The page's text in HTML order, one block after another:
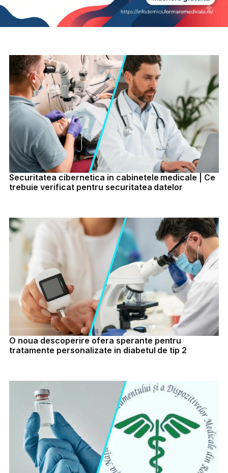
Securitatea cibernetica in cabinetele medicale | Ce
trebuie verificat pentru securitatea datelor
O noua descoperire ofera sperante pentru
tratamente personalizate in diabetul de tip 2